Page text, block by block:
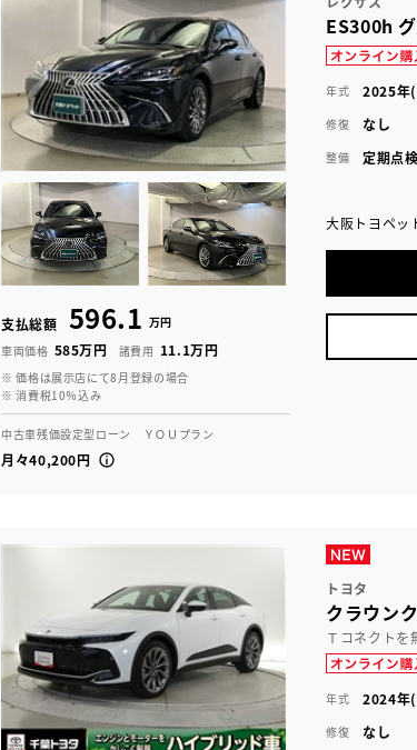
支払総額 596.1 万円
車両価格 585万円 諸費用 11.1万円
※ 価格は展示店にて8月登録の場合
※ 消費税10％込み
中古車残価設定型ローン ＹＯＵプラン
月々40,200円
ES300h
年式 2025年
修復 なし
整備 定期点
大阪トヨペ
トヨタ
クラウン
Ｔコネクトを
年式 2024年
修復 なし